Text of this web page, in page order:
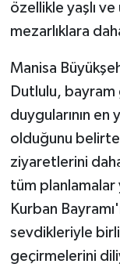
özellikle yaşlı ve
mezarlıklara
Manisa
Dutlulu,
duygularının en
olduğunu
ziyaretlerini
tüm planlamalar
Kurban
sevdikleriyle
geçirmelerini